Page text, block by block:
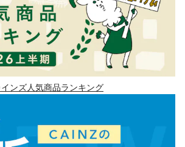
インズ人気商品ランキング